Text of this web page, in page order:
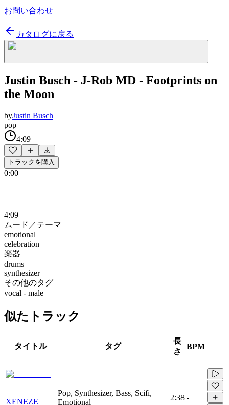
お問い合わせ
カタログに戻る
Justin Busch - J-Rob MD - Footprints on
the Moon
byJustin Busch
pop
4:09
トラックを購入
0:00
4:09
ムード／テーマ
emotional
celebration
楽器
drums
synthesizer
その他のタグ
vocal - male
似たトラック
タイトル タグ
長
さ
BPM
XENEZE
Pop, Synthesizer, Bass, Scifi,
Emotional
2:38 -